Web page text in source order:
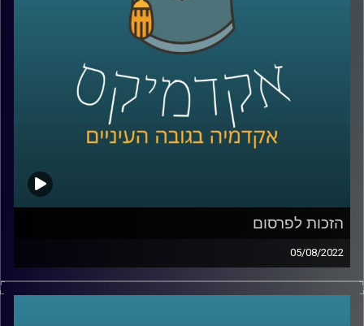
קרדיט תמונות:AudioVersity
הזכות לפרסום
05/08/2022
חוק הגנת הפרטיות קובע ששימוש בשמו של אדם, בכינויו,
בתמונתו או בקולו לשם עשיית רווח, ייחשב לפגיעה בפרטיות.